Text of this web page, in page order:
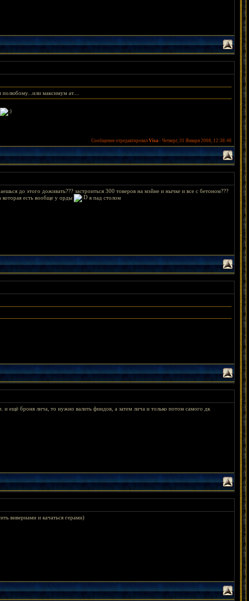
максимум ат....
Сообщение отредактировал Visa - Четверг, 31 Января 2008, 12:38:40
до этого доживать??? застроиться 300 товеров на мэйне и нычке и все с бетоном???
есть вообще у орды
я пад столом
и ещё броня лича, то нужно валить финдов, а затем лича и только потом самого дк
вивернами и качаться герами)